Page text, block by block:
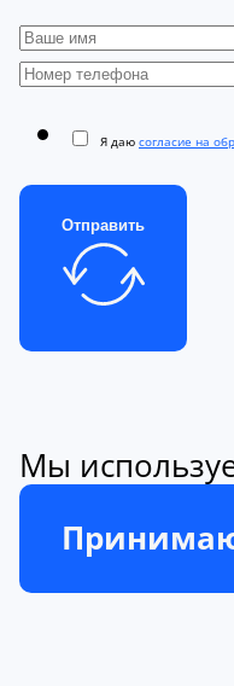
Я даю согласие на
Отправить
Мы